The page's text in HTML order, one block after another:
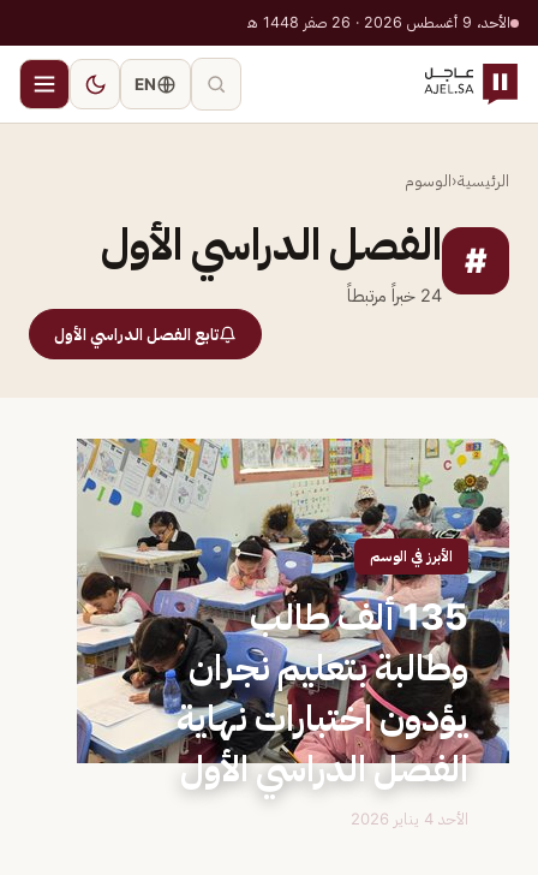
الأحد، 9 أغسطس 2026 · 26 صفر 1448 هـ
EN
الرئيسية‹الوسوم
# الفصل الدراسي الأول
24 خبراً مرتبطاً
تابع الفصل الدراسي الأول
الأبرز في الوسم
135 ألف طالب
وطالبة بتعليم نجران
يؤدون اختبارات نهاية
الفصل الدراسي الأول
الأحد 4 يناير 2026